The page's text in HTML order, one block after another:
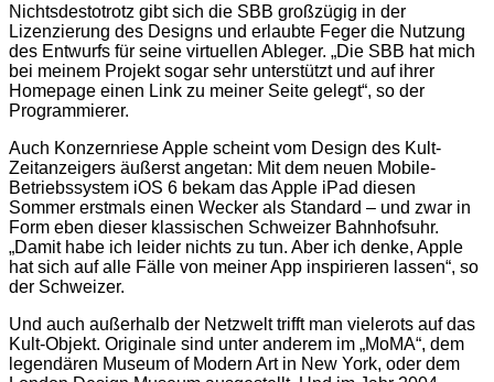
Nichtsdestotrotz gibt sich die SBB großzügig in der
Lizenzierung des Designs und erlaubte Feger die Nutzung
des Entwurfs für seine virtuellen Ableger. „Die SBB hat mich
bei meinem Projekt sogar sehr unterstützt und auf ihrer
Homepage einen Link zu meiner Seite gelegt“, so der
Programmierer.
Auch Konzernriese Apple scheint vom Design des Kult-
Zeitanzeigers äußerst angetan: Mit dem neuen Mobile-
Betriebssystem iOS 6 bekam das Apple iPad diesen
Sommer erstmals einen Wecker als Standard – und zwar in
Form eben dieser klassischen Schweizer Bahnhofsuhr.
„Damit habe ich leider nichts zu tun. Aber ich denke, Apple
hat sich auf alle Fälle von meiner App inspirieren lassen“, so
der Schweizer.
Und auch außerhalb der Netzwelt trifft man vielerots auf das
Kult-Objekt. Originale sind unter anderem im „MoMA“, dem
legendären Museum of Modern Art in New York, oder dem